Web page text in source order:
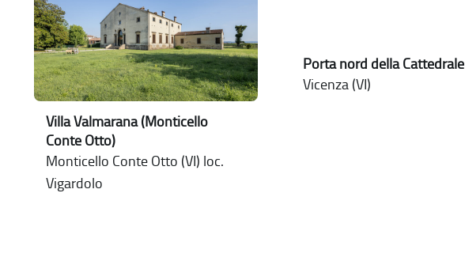
Villa Valmarana (Monticello
Conte Otto)
Monticello Conte Otto (VI) loc.
Vigardolo
Porta nord della Cattedrale
Vicenza (VI)